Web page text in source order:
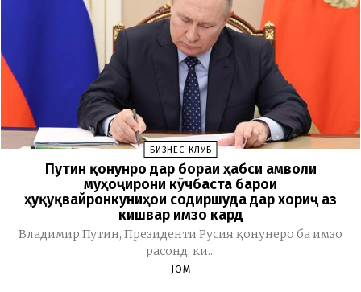
БИЗНЕС-КЛУБ
Путин қонунро дар бораи ҳабси амволи
муҳоҷирони кӯчбаста барои
ҳуқуқвайронкуниҳои содиршуда дар хориҷ аз
кишвар имзо кард
Владимир Путин, Президенти Русия қонунеро ба имзо
расонд, ки...
JOM